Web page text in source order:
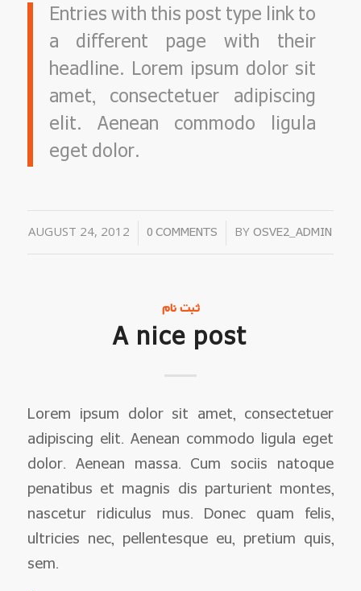
Entries with this post type link to
a different page with their
headline. Lorem ipsum dolor sit
amet, consectetuer adipiscing
elit. Aenean commodo ligula
eget dolor.
AUGUST 24, 2012
/ 0 COMMENTS
/ BYOSVE2_ADMIN
ثبت نام
A nice post
Lorem ipsum dolor sit amet, consectetuer
adipiscing elit. Aenean commodo ligula eget
dolor. Aenean massa. Cum sociis natoque
penatibus et magnis dis parturient montes,
nascetur ridiculus mus. Donec quam felis,
ultricies nec, pellentesque eu, pretium quis,
sem.